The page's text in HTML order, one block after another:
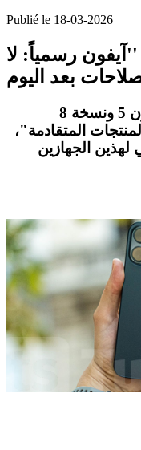
Publié le 18-03-2026
رسمياً: لا
بعد اليوم
5 ونسخة 8
المتقادمة"،
لهذين الجهازين